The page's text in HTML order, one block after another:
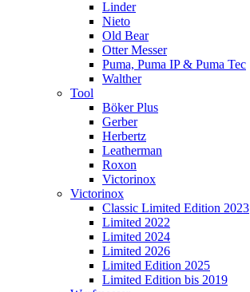
Linder
Nieto
Old Bear
Otter Messer
Puma, Puma IP & Puma Tec
Walther
Tool
Böker Plus
Gerber
Herbertz
Leatherman
Roxon
Victorinox
Victorinox
Classic Limited Edition 2023
Limited 2022
Limited 2024
Limited 2026
Limited Edition 2025
Limited Edition bis 2019